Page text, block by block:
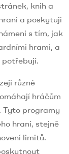
knih a
a poskytují
s tím, jak
hrami, a
potřebují.
různé
hráčům
Tyto programy
hraní, stejně
limitů.